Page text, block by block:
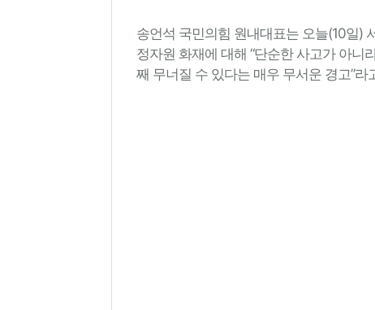
송언석 국민의힘 원내대표는 오늘(10일)
정자원 화재에 대해 “단순한 사고가 아니
째 무너질 수 있다는 매우 무서운 경고”라